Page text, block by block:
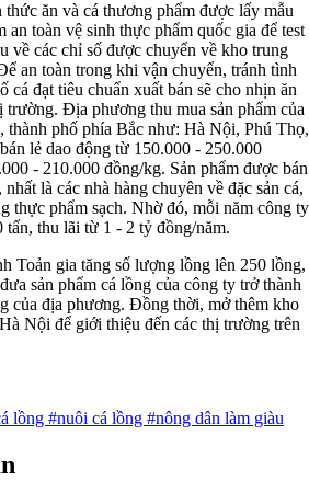
ăn và cá thương phẩm được lấy mẫu
toàn vệ sinh thực phẩm quốc gia để test
về các chỉ số được chuyển về kho trung
an toàn trong khi vận chuyển, tránh tình
cá đạt tiêu chuẩn xuất bán sẽ cho nhịn ăn
Địa phương thu mua sản phẩm của
thành phố phía Bắc như: Hà Nội, Phú Thọ,
lẻ dao động từ 150.000 - 250.000
- 210.000 đồng/kg. Sản phẩm được bán
là các nhà hàng chuyên về đặc sản cá,
thực phẩm sạch. Nhờ đó, mỗi năm công ty
tấn, thu lãi từ 1 - 2 tỷ đồng/năm.
Toản gia tăng số lượng lồng lên 250 lồng,
sản phẩm cá lồng của công ty trở thành
của địa phương. Đồng thời, mở thêm kho
Nội để giới thiệu đến các thị trường trên
lồng #nuôi cá lồng #nông dân làm giàu